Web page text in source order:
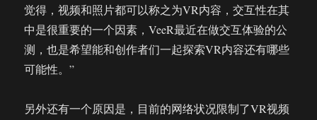
觉得，视频和照片都可以称之为VR内容，交互性在其
中是很重要的一个因素，VeeR最近在做交互体验的公
测，也是希望能和创作者们一起探索VR内容还有哪些
可能性。”
另外还有一个原因是，目前的网络状况限制了VR视频